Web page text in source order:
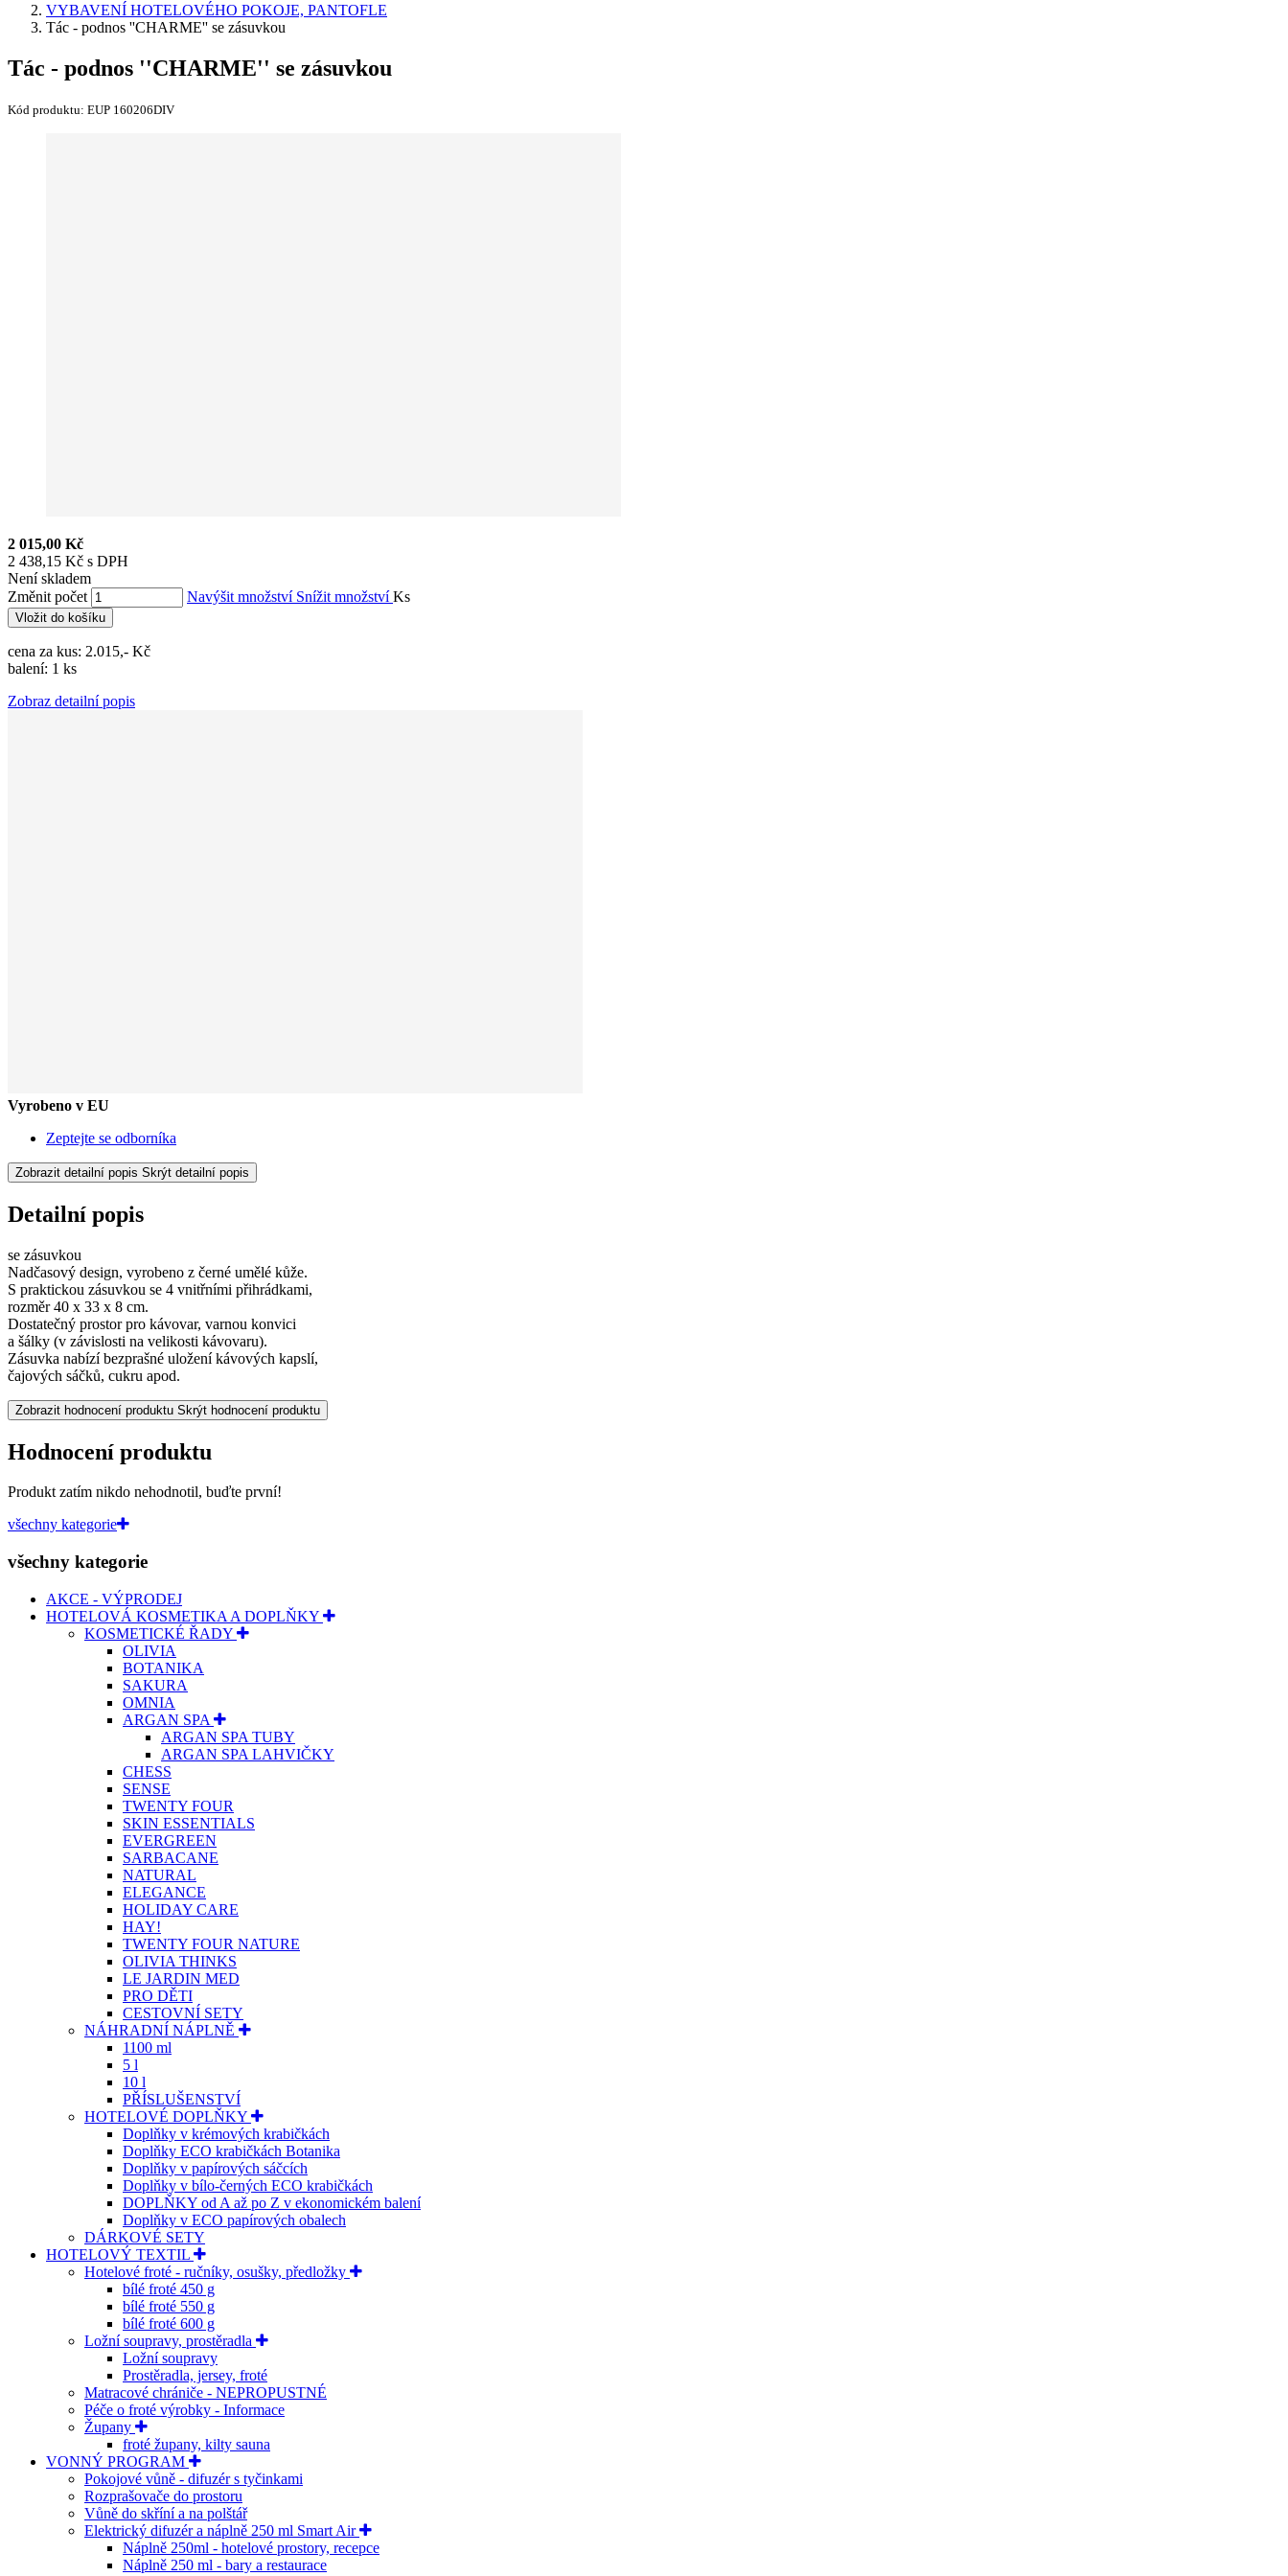
VYBAVENÍ HOTELOVÉHO POKOJE, PANTOFLE
Tác - podnos ''CHARME'' se zásuvkou
Tác - podnos ''CHARME'' se zásuvkou
Kód produktu: EUP 160206DIV
2 015,00 Kč
2 438,15 Kč s DPH
Není skladem
Změnit počet
Navýšit množství Snížit množstvíKs
Vložit do košíku
cena za kus: 2.015,- Kč
balení: 1 ks
Zobraz detailní popis
Vyrobeno v EU
Zeptejte se odborníka
Zobrazit detailní popis Skrýt detailní popis
Detailní popis
se zásuvkou
Nadčasový design, vyrobeno z černé umělé kůže.
S praktickou zásuvkou se 4 vnitřními přihrádkami,
rozměr 40 x 33 x 8 cm.
Dostatečný prostor pro kávovar, varnou konvici
a šálky (v závislosti na velikosti kávovaru).
Zásuvka nabízí bezprašné uložení kávových kapslí,
čajových sáčků, cukru apod.
Zobrazit hodnocení produktu Skrýt hodnocení produktu
Hodnocení produktu
Produkt zatím nikdo nehodnotil, buďte první!
všechny kategorie
všechny kategorie
AKCE - VÝPRODEJ
HOTELOVÁ KOSMETIKA A DOPLŇKY
KOSMETICKÉ ŘADY
OLIVIA
BOTANIKA
SAKURA
OMNIA
ARGAN SPA
ARGAN SPA TUBY
ARGAN SPA LAHVIČKY
CHESS
SENSE
TWENTY FOUR
SKIN ESSENTIALS
EVERGREEN
SARBACANE
NATURAL
ELEGANCE
HOLIDAY CARE
HAY!
TWENTY FOUR NATURE
OLIVIA THINKS
LE JARDIN MED
PRO DĚTI
CESTOVNÍ SETY
NÁHRADNÍ NÁPLNĚ
1100 ml
5 l
10 l
PŘÍSLUŠENSTVÍ
HOTELOVÉ DOPLŇKY
Doplňky v krémových krabičkách
Doplňky ECO krabičkách Botanika
Doplňky v papírových sáčcích
Doplňky v bílo-černých ECO krabičkách
DOPLŇKY od A až po Z v ekonomickém balení
Doplňky v ECO papírových obalech
DÁRKOVÉ SETY
HOTELOVÝ TEXTIL
Hotelové froté - ručníky, osušky, předložky
bílé froté 450 g
bílé froté 550 g
bílé froté 600 g
Ložní soupravy, prostěradla
Ložní soupravy
Prostěradla, jersey, froté
Matracové chrániče - NEPROPUSTNÉ
Péče o froté výrobky - Informace
Župany
froté župany, kilty sauna
VONNÝ PROGRAM
Pokojové vůně - difuzér s tyčinkami
Rozprašovače do prostoru
Vůně do skříní a na polštář
Elektrický difuzér a náplně 250 ml Smart Air
Náplně 250ml - hotelové prostory, recepce
Náplně 250 ml - bary a restaurace